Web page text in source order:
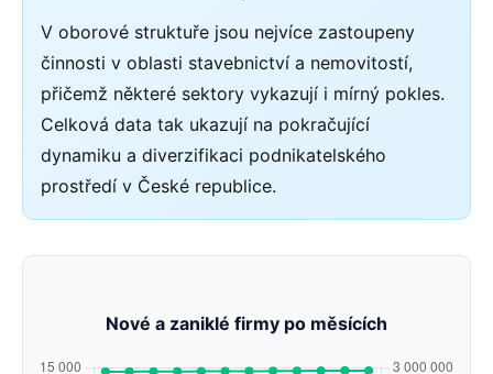
V oborové struktuře jsou nejvíce zastoupeny
činnosti v oblasti stavebnictví a nemovitostí,
přičemž některé sektory vykazují i mírný pokles.
Celková data tak ukazují na pokračující
dynamiku a diverzifikaci podnikatelského
prostředí v České republice.
Nové a zaniklé firmy po měsících